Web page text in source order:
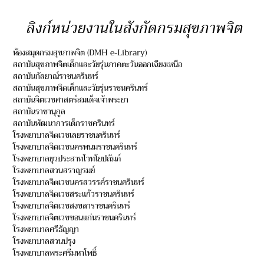
ลิงก์หน่วยงานในสังกัดกรมสุขภาพจิต
ห้องสมุดกรมสุขภาพจิต (DMH e-Library)
สถาบันสุขภาพจิตเด็กและวัยรุ่นภาคตะวันออกเฉียงเหนือ
สถาบันกัลยาณ์ราชนครินทร์
สถาบันสุขภาพจิตเด็กและวัยรุ่นราชนครินทร์
สถาบันจิตเวชศาสตร์สมเด็จเจ้าพระยา
สถาบันราชานุกูล
สถาบันพัฒนาการเด็กราชครินทร์
โรงพยาบาลจิตเวชเลยราชนครินทร์
โรงพยาบาลจิตเวชนครพนมราชนครินทร์
โรงพยาบาลยุวประสาทไวทโยปถัมภ์
โรงพยาบาลสวนสราญรมย์
โรงพยาบาลจิตเวชนครสวรรค์ราชนครินทร์
โรงพยาบาลจิตเวชสระแก้วราชนครินทร์
โรงพยาบาลจิตเวชสงขลาราชนครินทร์
โรงพยาบาลจิตเวชขอนแก่นราชนครินทร์
โรงพยาบาลศรีธัญญา
โรงพยาบาลสวนปรุง
โรงพยาบาลพระศรีมหาโพธิ์